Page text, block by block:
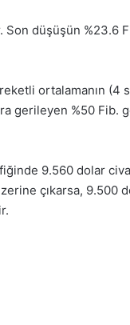
düşüşün %23.6
ortalamanın (4
gerileyen %50 Fib.
9.560 dolar
çıkarsa, 9.500